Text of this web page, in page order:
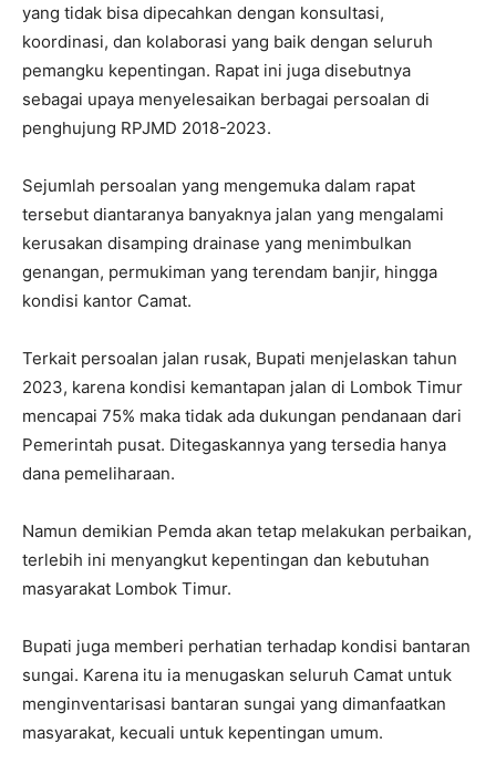
yang tidak bisa dipecahkan dengan konsultasi,
koordinasi, dan kolaborasi yang baik dengan seluruh
pemangku kepentingan. Rapat ini juga disebutnya
sebagai upaya menyelesaikan berbagai persoalan di
penghujung RPJMD 2018-2023.
Sejumlah persoalan yang mengemuka dalam rapat
tersebut diantaranya banyaknya jalan yang mengalami
kerusakan disamping drainase yang menimbulkan
genangan, permukiman yang terendam banjir, hingga
kondisi kantor Camat.
Terkait persoalan jalan rusak, Bupati menjelaskan tahun
2023, karena kondisi kemantapan jalan di Lombok Timur
mencapai 75% maka tidak ada dukungan pendanaan dari
Pemerintah pusat. Ditegaskannya yang tersedia hanya
dana pemeliharaan.
Namun demikian Pemda akan tetap melakukan perbaikan,
terlebih ini menyangkut kepentingan dan kebutuhan
masyarakat Lombok Timur.
Bupati juga memberi perhatian terhadap kondisi bantaran
sungai. Karena itu ia menugaskan seluruh Camat untuk
menginventarisasi bantaran sungai yang dimanfaatkan
masyarakat, kecuali untuk kepentingan umum.